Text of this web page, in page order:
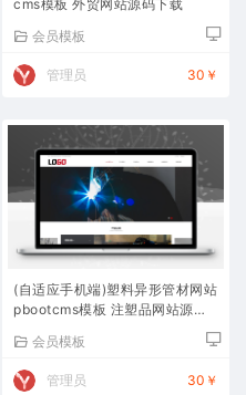
cms模板 外贸网站源码下载
会员模板
管理员 30￥
(自适应手机端)塑料异形管材网站
pbootcms模板 注塑品网站源码
会员模板
管理员 30￥